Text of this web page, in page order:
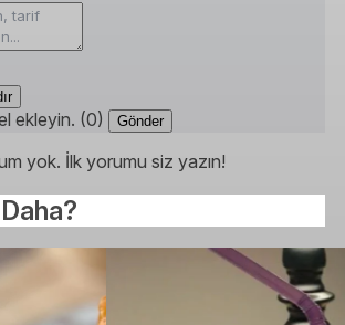
ekleyin. (0) Gönder
yok. İlk yorumu siz yazın!